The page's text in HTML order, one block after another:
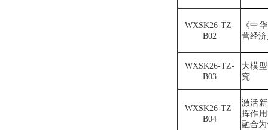
WXSK26-TZ-
B02
《中华
营经
WXSK26-TZ-
B03
大模
究
WXSK26-TZ-
B04
激活
挥作
融合